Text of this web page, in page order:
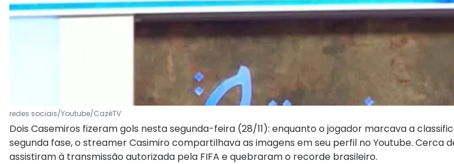
redes sociais/Youtube/CazéTV
Dois Casemiros fizeram gols nesta segunda-feira (28/11): enquanto o jogador marcava a
segunda fase, o streamer Casimiro compartilhava as imagens em seu perfil no Youtube. Cerca
assistiram à transmissão autorizada pela FIFA e quebraram o recorde brasileiro.